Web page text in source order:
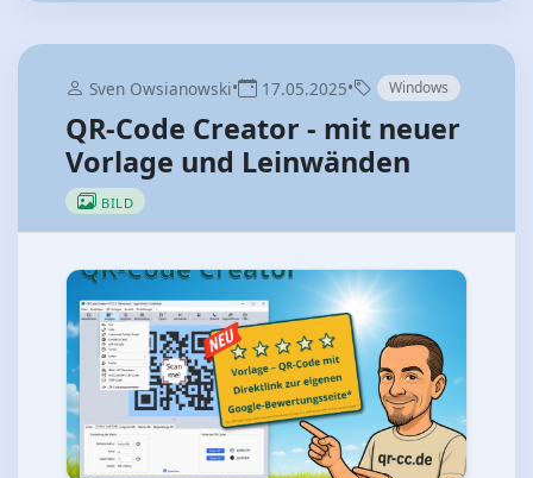
Sven Owsianowski• 17.05.2025• Windows
QR-Code Creator - mit neuer
Vorlage und Leinwänden
BILD